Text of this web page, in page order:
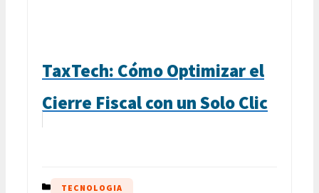
TaxTech: Cómo Optimizar el
Cierre Fiscal con un Solo Clic
CATEGORÍAS
TECNOLOGIA